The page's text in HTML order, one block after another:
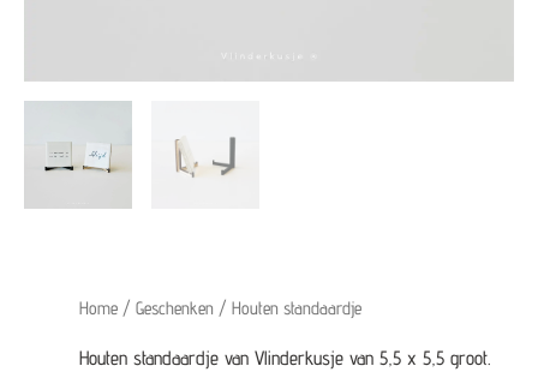
Home/ Geschenken / Houten standaardje
Houten standaardje van Vlinderkusje van 5,5 x 5,5 groot.